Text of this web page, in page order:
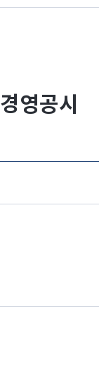
경영공시